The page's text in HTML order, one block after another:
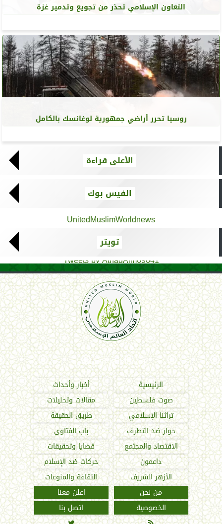
التعاون الإسلامي تحذر من تجويع وتدمير غزة
روسيا تحرر أراضي جمهورية لوغانسك بالكامل
الأعلى قراءة
الفيس بوك
UnitedMuslimWorldnews
تويتر
Tweets by AthadAlm69641
اتحاد العالم الإسلامي
الرئيسية
أخبار وأحداث
صوت فلسطين
مقالات وتحليلات
تراثنا الإسلامي
طريق الحقيقة
حوار ضد التطرف
باب الفتاوى
الاقتصاد والمجتمع
قضايا وتحقيقات
داعمون
حركات ضد الإسلام
الأزهر الشريف
الثقافة والمنوعات
من نحن
اعلن معنا
الخصوصية
اتصل بنا